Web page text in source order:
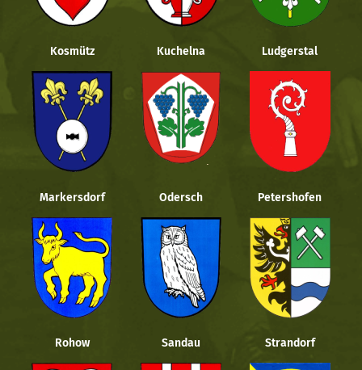
Kosmütz Kuchelna Ludgerstal
Markersdorf Odersch Petershofen
Rohow Sandau Strandorf